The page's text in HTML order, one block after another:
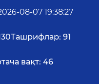
08-07 19:38:27
Ташрифлар: 91
вақт: 46